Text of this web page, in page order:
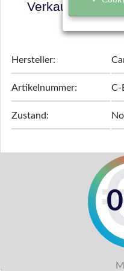
Verkaufspreis
Hersteller:
Artikelnummer: C-
Zustand: